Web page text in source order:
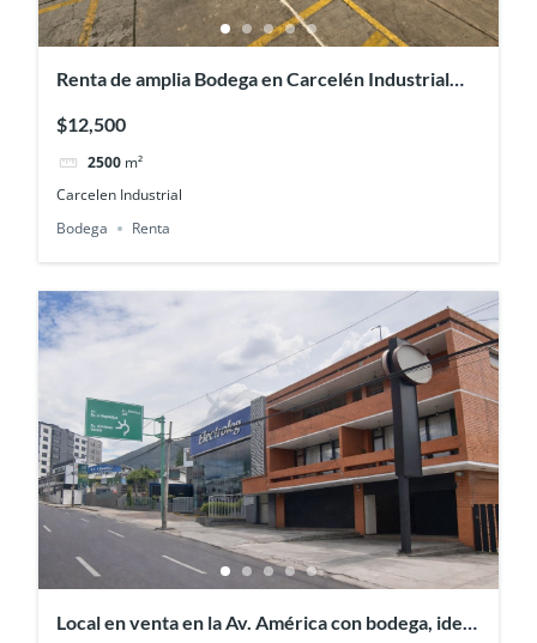
Renta de amplia Bodega en Carcelén Industrial
$12,500
2500 m²
Carcelen Industrial
Bodega
Renta
Local en venta en la Av. América con bodega, ideal